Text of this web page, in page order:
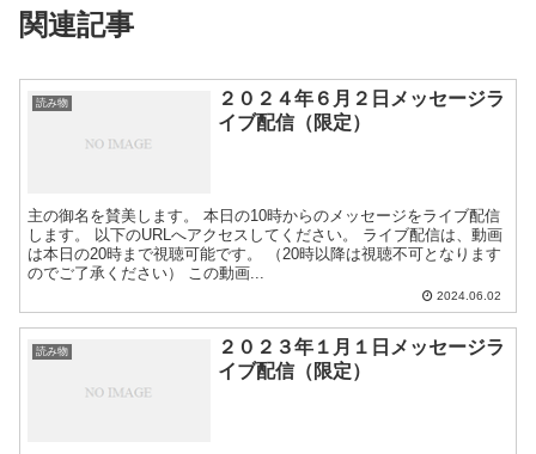
関連記事
読み物
２０２４年６月２日メッセージラ
イブ配信（限定）
主の御名を賛美します。 本日の10時からのメッセージをライブ配信
します。 以下のURLへアクセスしてください。 ライブ配信は、動画
は本日の20時まで視聴可能です。 （20時以降は視聴不可となります
のでご了承ください） この動画...
2024.06.02
読み物
２０２３年１月１日メッセージラ
イブ配信（限定）